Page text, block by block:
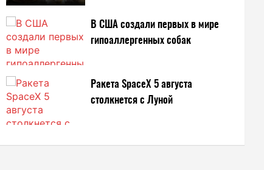
В США создали первых в мире
гипоаллергенных собак
Ракета SpaceX 5 августа
столкнется с Луной